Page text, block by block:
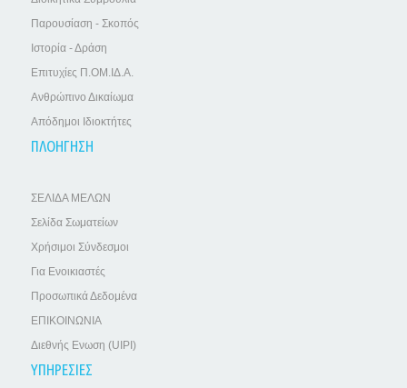
Παρουσίαση - Σκοπός
Ιστορία - Δράση
Επιτυχίες Π.ΟΜ.ΙΔ.Α.
Ανθρώπινο Δικαίωμα
Απόδημοι Ιδιοκτήτες
ΠΛΟΗΓΗΣΗ
ΣΕΛΙΔΑ ΜΕΛΩΝ
Σελίδα Σωματείων
Χρήσιμοι Σύνδεσμοι
Για Ενοικιαστές
Προσωπικά Δεδομένα
ΕΠΙΚΟΙΝΩΝΙΑ
Διεθνής Ενωση (UIPI)
ΥΠΗΡΕΣΙΕΣ